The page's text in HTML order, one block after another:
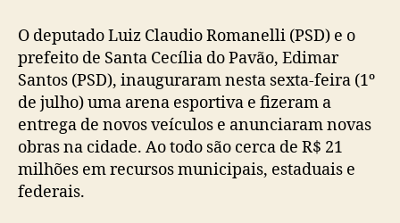
O deputado Luiz Claudio Romanelli (PSD) e o
prefeito de Santa Cecília do Pavão, Edimar
Santos (PSD), inauguraram nesta sexta-feira (1º
de julho) uma arena esportiva e fizeram a
entrega de novos veículos e anunciaram novas
obras na cidade. Ao todo são cerca de R$ 21
milhões em recursos municipais, estaduais e
federais.